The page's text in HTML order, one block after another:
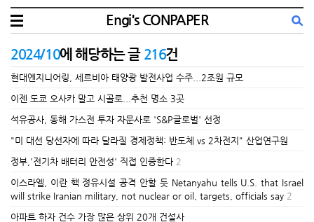
Engi's CONPAPER
2024/10에 해당하는 글 216건
현대엔지니어링, 세르비아 태양광 발전사업 수주...2조원 규모
이젠 도쿄 오사카 말고 시골로...추천 명소 3곳
석유공사, 동해 가스전 투자 자문사로 'S&P글로벌' 선정
"미 대선 당선자에 따라 달라질 경제정책: 반도체 vs 2차전지" 산업연구원
정부,'전기차 배터리 안전성' 직접 인증한다 2
이스라엘, 이란 핵 정유시설 공격 안할 듯 Netanyahu tells U.S. that Israel
will strike Iranian military, not nuclear or oil, targets, officials say 2
아파트 하자 건수 가장 많은 상위 20개 건설사